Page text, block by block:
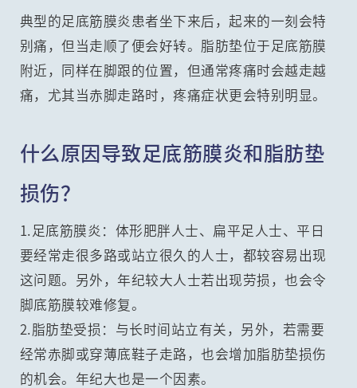
典型的足底筋膜炎患者坐下来后，起来的一刻会特
别痛，但当走顺了便会好转。脂肪垫位于足底筋膜
附近，同样在脚跟的位置，但通常疼痛时会越走越
痛，尤其当赤脚走路时，疼痛症状更会特别明显。
什么原因导致足底筋膜炎和脂肪垫
损伤？
1.足底筋膜炎：体形肥胖人士、扁平足人士、平日
要经常走很多路或站立很久的人士，都较容易出现
这问题。另外，年纪较大人士若出现劳损，也会令
脚底筋膜较难修复。
2.脂肪垫受损：与长时间站立有关，另外，若需要
经常赤脚或穿薄底鞋子走路，也会增加脂肪垫损伤
的机会。年纪大也是一个因素。